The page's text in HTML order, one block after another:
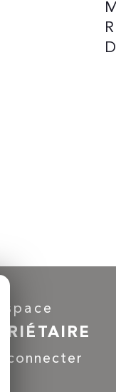
Espace
connecter